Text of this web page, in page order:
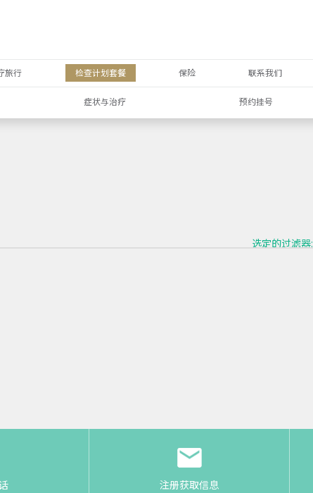
旅行 检查计划套餐 保险 联系我们
症状与治疗 预约挂号
选定的过滤器:
注册获取信息